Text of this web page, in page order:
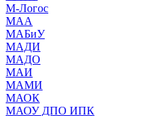
М-Логос
МАА
МАБиУ
МАДИ
МАДО
МАИ
МАМИ
МАОК
МАОУ ДПО ИПК